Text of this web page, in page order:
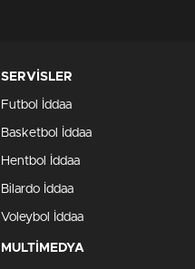
SERVİSLER
Futbol İddaa
Basketbol İddaa
Hentbol İddaa
Bilardo İddaa
Voleybol İddaa
MULTİMEDYA